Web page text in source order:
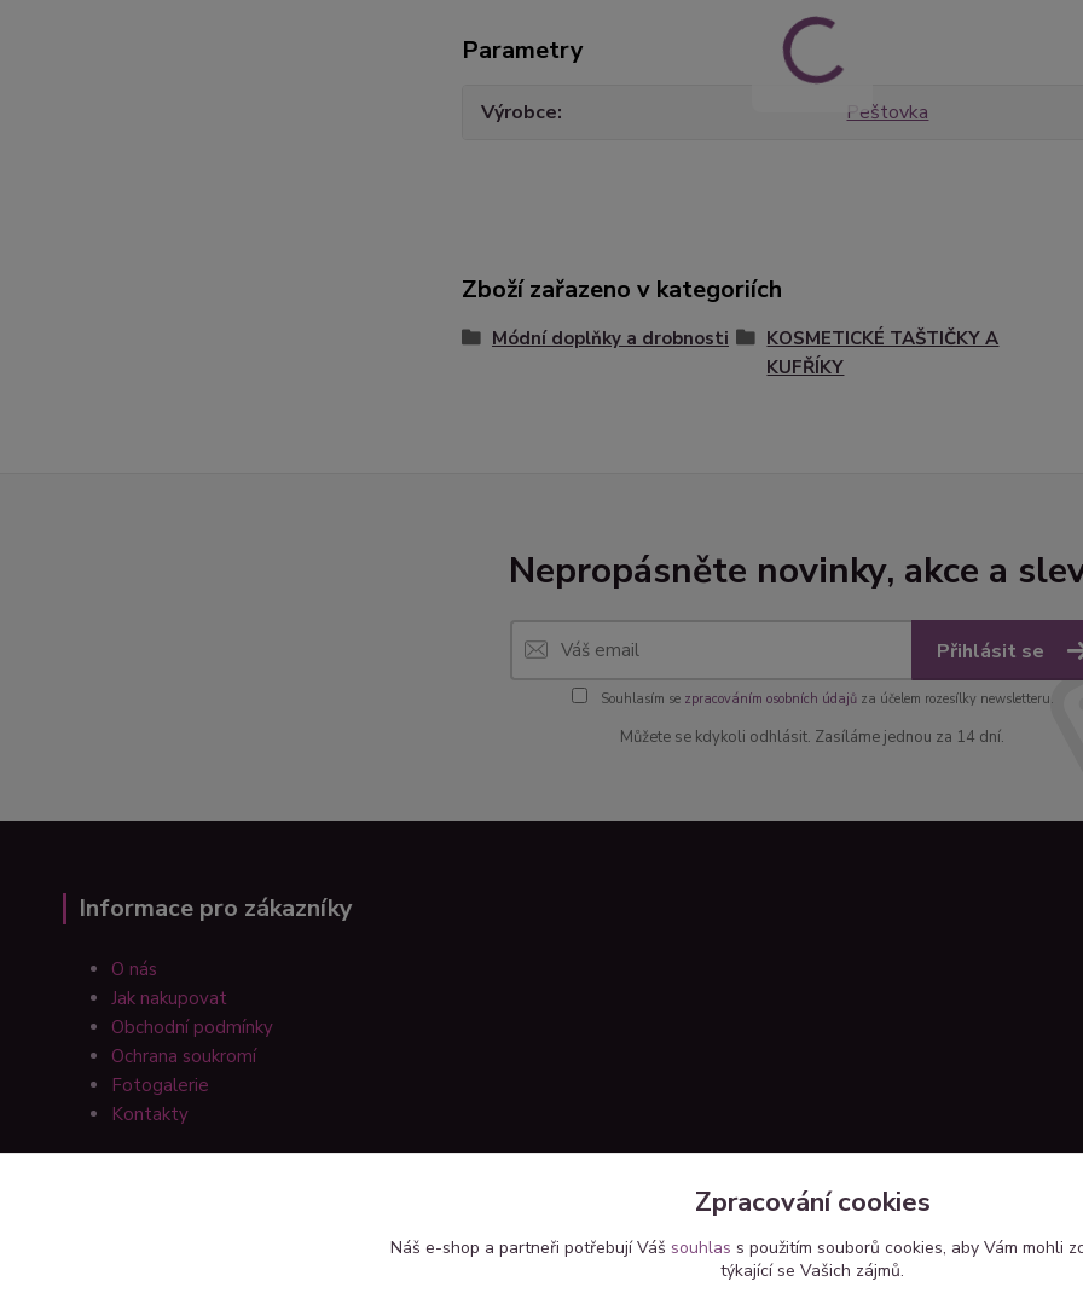
Parametry
Výrobce Peštovka
Zboží zařazeno v kategoriích
Módní doplňky a drobnosti
KOSMETICKÉ TAŠTIČKY A
KUFŘÍKY
Nepropásněte novinky, akce a
Přihlásit se
Souhlasím se zpracováním osobních údajůza účelem rozesílky newsletteru.
Můžete se kdykoli odhlásit. Zasíláme jednou za 14 dní.
Informace pro zákazníky
O nás
Jak nakupovat
Obchodní podmínky
Ochrana soukromí
Fotogalerie
Kontakty
Upravit sběr cookies.
Zpracování cookies
Náš e-shop a partneři potřebují Váš souhlas s použitím souborů cookies, aby Vám mohli
týkající se Vašich zájmů.